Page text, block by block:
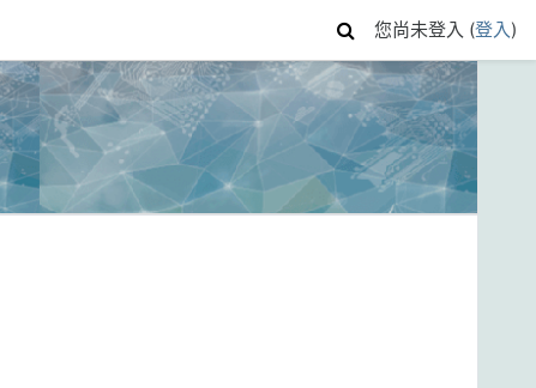
您尚未登入 (登入)